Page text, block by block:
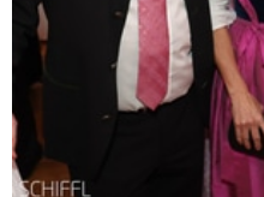
Wir verwenden Cookies,
personalisieren,
zu können und die Zugriffe
analysieren. Außerdem
Verwendung unserer
soziale Medien, Werbung
Partner führen diese